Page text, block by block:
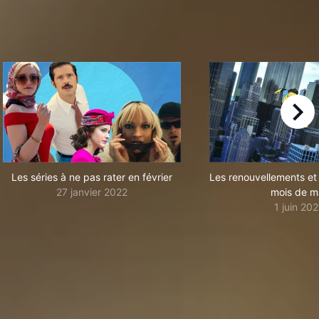
Les séries à ne pas rater en février
27 janvier 2022
Les renouvellements
mois de
1 juin
right